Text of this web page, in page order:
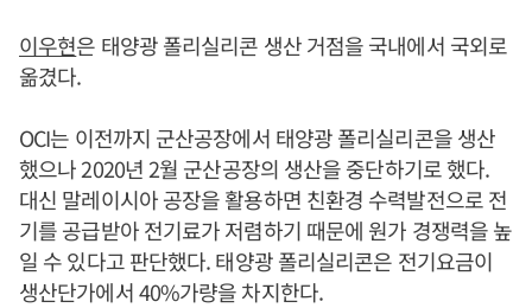
이우현은 태양광 폴리실리콘 생산 거점을 국내에서 국외로
옮겼다.
OCI는 이전까지 군산공장에서 태양광 폴리실리콘을 생산
했으나 2020년 2월 군산공장의 생산을 중단하기로 했다.
대신 말레이시아 공장을 활용하면 친환경 수력발전으로 전
기를 공급받아 전기료가 저렴하기 때문에 원가 경쟁력을 높
일 수 있다고 판단했다. 태양광 폴리실리콘은 전기요금이
생산단가에서 40%가량을 차지한다.